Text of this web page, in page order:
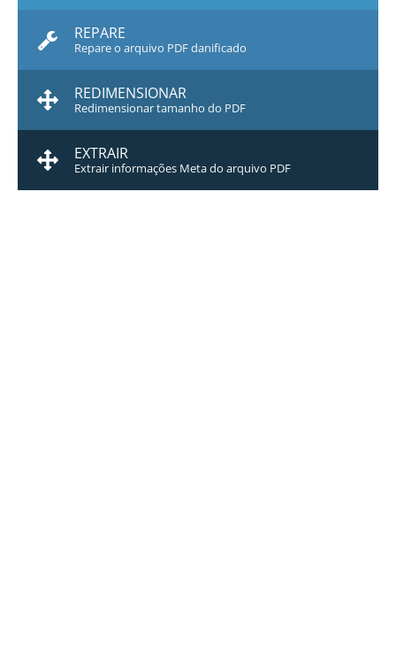
REPARE
Repare o arquivo PDF danificado
REDIMENSIONAR
Redimensionar tamanho do PDF
EXTRAIR
Extrair informações Meta do arquivo PDF